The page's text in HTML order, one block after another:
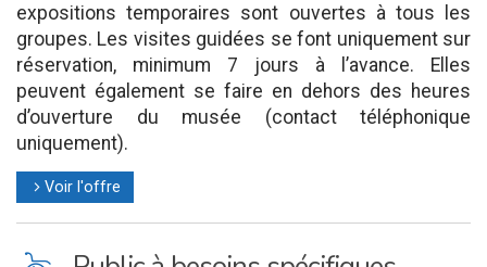
expositions temporaires sont ouvertes à tous les
groupes. Les visites guidées se font uniquement sur
réservation, minimum 7 jours à l’avance. Elles
peuvent également se faire en dehors des heures
d’ouverture du musée (contact téléphonique
uniquement).
l Voir l'offre